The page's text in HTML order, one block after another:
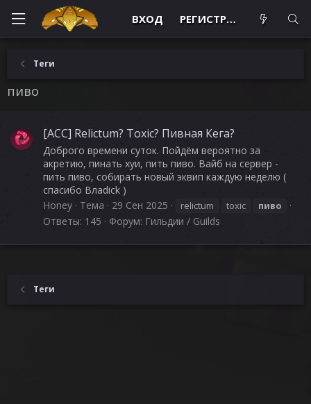
ВХОД РЕГИСТРАЦИЯ
Теги
пиво
[ACC] Relictum? Toxic? Пивная Кега?
Доброго времени суток. Пойдём вероятно за
акретию, пинать хуи, пить пиво. Вайб на сервер -
пить пиво, собирать новый эквип каждую неделю (
спасибо Влаdick )
Honey
Тема 29 Сен 2025 relictum toxic пиво
Ответы: 145 Форум: Гильдии / Guilds
Теги